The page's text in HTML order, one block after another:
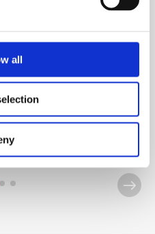
all